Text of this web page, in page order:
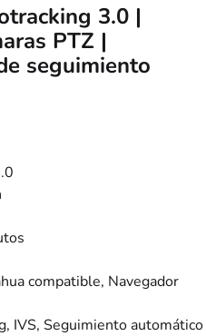
3.0 |
PTZ |
seguimiento
compatible, Navegador
IVS, Seguimiento automático